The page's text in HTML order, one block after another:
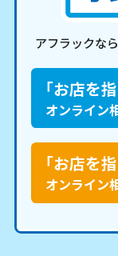
アフラックな
「お店を
オンライン
「お店を
オンライン